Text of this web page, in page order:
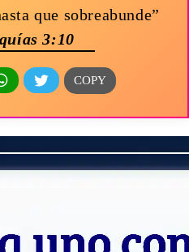
que sobreabunde”
3:10